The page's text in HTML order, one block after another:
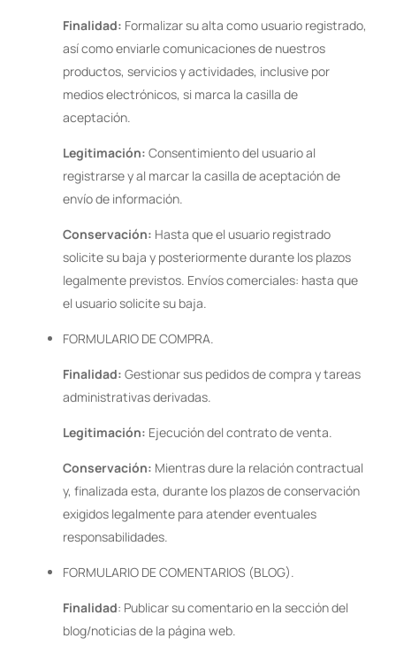
Finalidad: Formalizar su alta como usuario registrado,
así como enviarle comunicaciones de nuestros
productos, servicios y actividades, inclusive por
medios electrónicos, si marca la casilla de
aceptación.
Legitimación: Consentimiento del usuario al
registrarse y al marcar la casilla de aceptación de
envío de información.
Conservación: Hasta que el usuario registrado
solicite su baja y posteriormente durante los plazos
legalmente previstos. Envíos comerciales: hasta que
el usuario solicite su baja.
FORMULARIO DE COMPRA.
Finalidad: Gestionar sus pedidos de compra y tareas
administrativas derivadas.
Legitimación: Ejecución del contrato de venta.
Conservación: Mientras dure la relación contractual
y, finalizada esta, durante los plazos de conservación
exigidos legalmente para atender eventuales
responsabilidades.
FORMULARIO DE COMENTARIOS (BLOG).
Finalidad: Publicar su comentario en la sección del
blog/noticias de la página web.